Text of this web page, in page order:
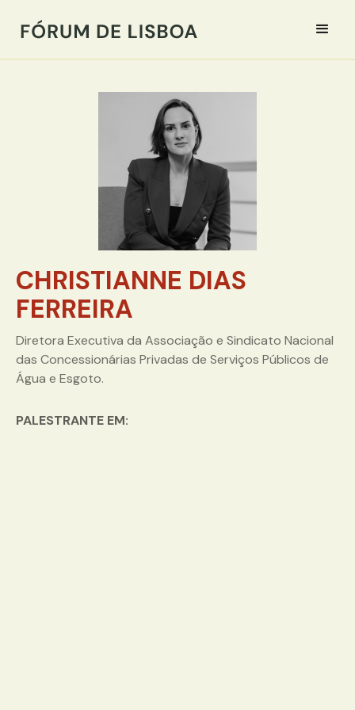
CHRISTIANNE DIAS
FERREIRA
Diretora Executiva da Associação e Sindicato Nacional
das Concessionárias Privadas de Serviços Públicos de
Água e Esgoto.
PALESTRANTE EM: